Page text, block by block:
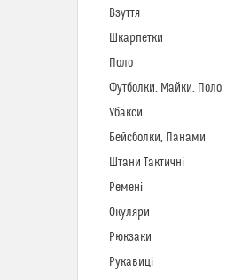
Взуття
Шкарпетки
Поло
Футболки, Майки, Поло
Убакси
Бейсболки, Панами
Штани Тактичні
Ремені
Окуляри
Рюкзаки
Рукавиці